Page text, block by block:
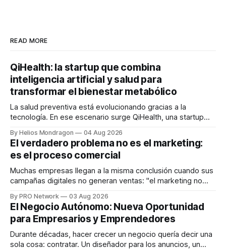
READ MORE
QiHealth: la startup que combina
inteligencia artificial y salud para
transformar el bienestar metabólico
La salud preventiva está evolucionando gracias a la
tecnología. En ese escenario surge QiHealth, una startup
dispositivos inteligentes, inteligencia artificial y monitoreo
en tiempo real para ayudar a las personas a tomar mejores
decisiones sobre su salud metabólica. Su propuesta busca
responder
By Helios Mondragon 04 Aug 2026
El verdadero problema no es el marketing:
es el proceso comercial
Muchas empresas llegan a la misma conclusión cuando sus
campañas digitales no generan ventas: "el marketing no
INTERIUS, el problema suele estar en otro lugar. Durante
una entrevista para el podcast SER PRO, el especialista en
marketing digital explicó que
By PRO Network 03 Aug 2026
El Negocio Autónomo: Nueva Oportunidad
para Empresarios y Emprendedores
Durante décadas, hacer crecer un negocio quería decir una
sola cosa: contratar. Un diseñador para los anuncios, un